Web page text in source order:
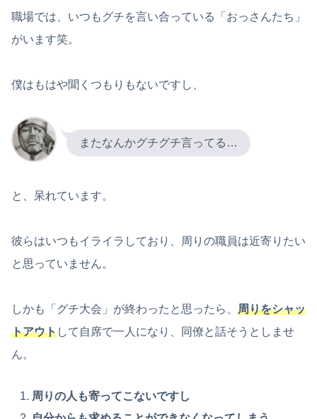
職場では、いつもグチを言い合っている「おっさんたち」
がいます笑。
僕はもはや聞くつもりもないですし、
またなんかグチグチ言ってる…
と、呆れています。
彼らはいつもイライラしており、周りの職員は近寄りたい
と思っていません。
しかも「グチ大会」が終わったと思ったら、 周りをシャッ
トアウトして自席で一人になり、同僚と話そうとしませ
ん。
周りの人も寄ってこないですし